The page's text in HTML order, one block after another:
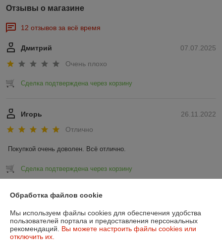
Отзывы о магазине
12 отзывов за всё время
07.07.2025
Дмитрий
Очень плохо
Сделка подтверждена через корзину
26.11.2022
Игорь
Отлично
Покупкой очень доволен. Всё отлично.
Сделка подтверждена через корзину
Показать все отзывы
О нас
Обработка файлов cookie
Мы используем файлы cookies для обеспечения удобства
пользователей портала и предоставления персональных
рекомендаций. Вы можете настроить файлы cookies или
отключить их.